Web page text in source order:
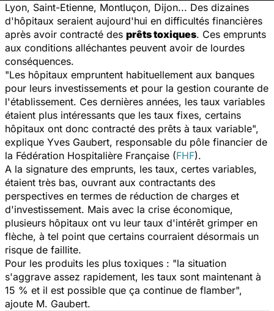
Lyon, Saint-Etienne, Montluçon, Dijon... Des dizaines
d'hôpitaux seraient aujourd'hui en difficultés financières
après avoir contracté des prêts toxiques. Ces emprunts
aux conditions alléchantes peuvent avoir de lourdes
conséquences.
"Les hôpitaux empruntent habituellement aux banques
pour leurs investissements et pour la gestion courante de
l'établissement. Ces dernières années, les taux variables
étaient plus intéressants que les taux fixes, certains
hôpitaux ont donc contracté des prêts à taux variable",
explique Yves Gaubert, responsable du pôle financier de
la Fédération Hospitalière Française (FHF).
A la signature des emprunts, les taux, certes variables,
étaient très bas, ouvrant aux contractants des
perspectives en termes de réduction de charges et
d'investissement. Mais avec la crise économique,
plusieurs hôpitaux ont vu leur taux d'intérêt grimper en
flèche, à tel point que certains courraient désormais un
risque de faillite.
Pour les produits les plus toxiques : "la situation
s'aggrave assez rapidement, les taux sont maintenant à
15 % et il est possible que ça continue de flamber",
ajoute M. Gaubert.